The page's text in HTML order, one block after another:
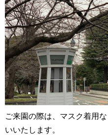
ご来園の際は、マスク着用
いいたします。